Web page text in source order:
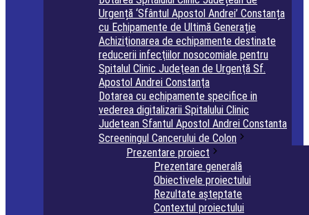
Urgență ‘Sfântul Apostol Andrei’ Constanța
cu Echipamente de Ultimă Generație
Achiziţionarea de echipamente destinate
reducerii infecţiilor nosocomiale pentru
Spitalul Clinic Judeţean de Urgenţă Sf.
Apostol Andrei Constanţa
Dotarea cu echipamente specifice in
vederea digitalizarii Spitalului Clinic
Judetean Sfantul Apostol Andrei Constanta
Screeningul Cancerului de Colon
Prezentare proiect
Prezentare generală
Obiectivele proiectului
Rezultate așteptate
Contextul proiectului